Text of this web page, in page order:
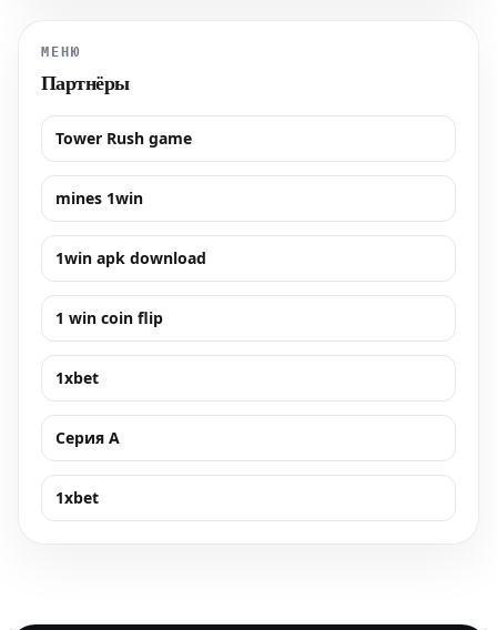
МЕНЮ
Партнёры
Tower Rush game
mines 1win
1win apk download
1 win coin flip
1xbet
Серия А
1xbet